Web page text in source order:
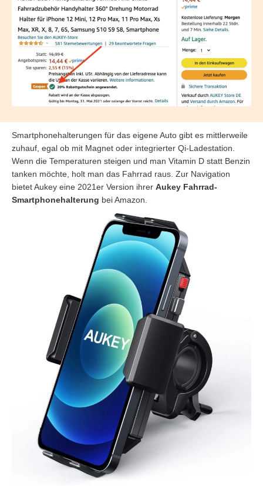
Smartphonehalterungen für das eigene Auto gibt es mittlerweile
zuhauf, egal ob mit Magnet oder integrierter Qi-Ladestation.
Wenn die Temperaturen steigen und man Vitamin D statt Benzin
tanken möchte, holt man das Fahrrad raus. Zur Navigation
bietet Aukey eine 2021er Version ihrer Aukey Fahrrad-
Smartphonehalterung bei Amazon.